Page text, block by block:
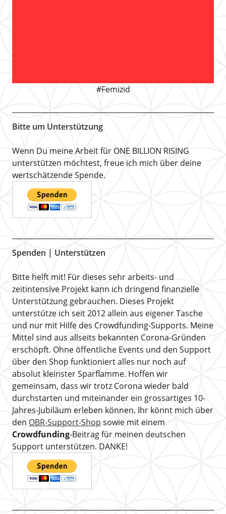
#Femizid
Bitte um Unterstützung
Wenn Du meine Arbeit für ONE BILLION RISING
unterstützen möchtest, freue ich mich über deine
wertschätzende Spende.
Spenden | Unterstützen
Bitte helft mit! Für dieses sehr arbeits- und
zeitintensive Projekt kann ich dringend finanzielle
Unterstützung gebrauchen. Dieses Projekt
unterstütze ich seit 2012 allein aus eigener Tasche
und nur mit Hilfe des Crowdfunding-Supports. Meine
Mittel sind aus allseits bekannten Corona-Gründen
erschöpft. Ohne öffentliche Events und den Support
über den Shop funktioniert alles nur noch auf
absolut kleinster Sparflamme. Hoffen wir
gemeinsam, dass wir trotz Corona wieder bald
durchstarten und miteinander ein grossartiges 10-
Jahres-Jubiläum erleben können. Ihr könnt mich über
den OBR-Support-Shop sowie mit einem
Crowdfunding-Beitrag für meinen deutschen
Support unterstützen. DANKE!